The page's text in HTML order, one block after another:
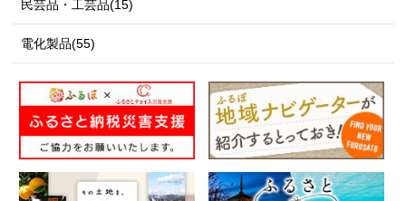
民芸品・工芸品(15)
電化製品(55)